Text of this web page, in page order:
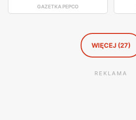
GAZETKA PEPCO
WIĘCEJ (27)
REKLAMA